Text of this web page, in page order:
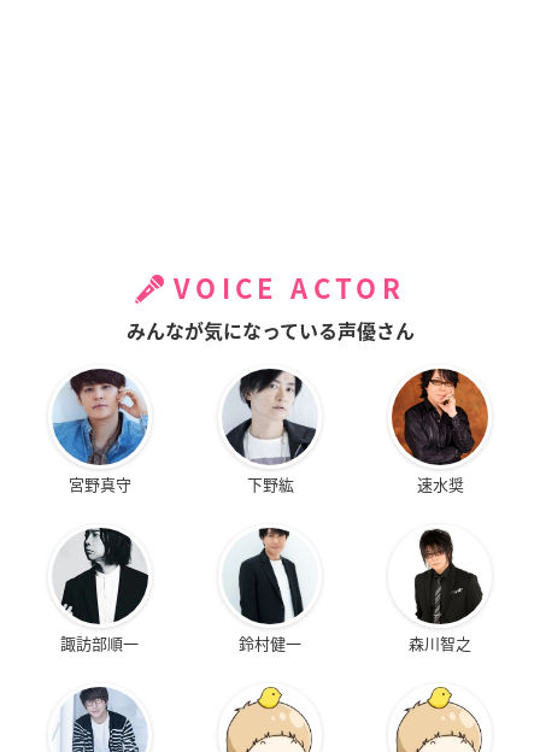
VOICE ACTOR
みんなが気になっている声優さん
宮野真守 下野紘 速水奨
諏訪部順一 鈴村健一 森川智之